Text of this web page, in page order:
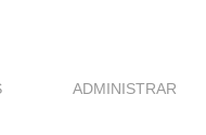
ADMINISTRAR